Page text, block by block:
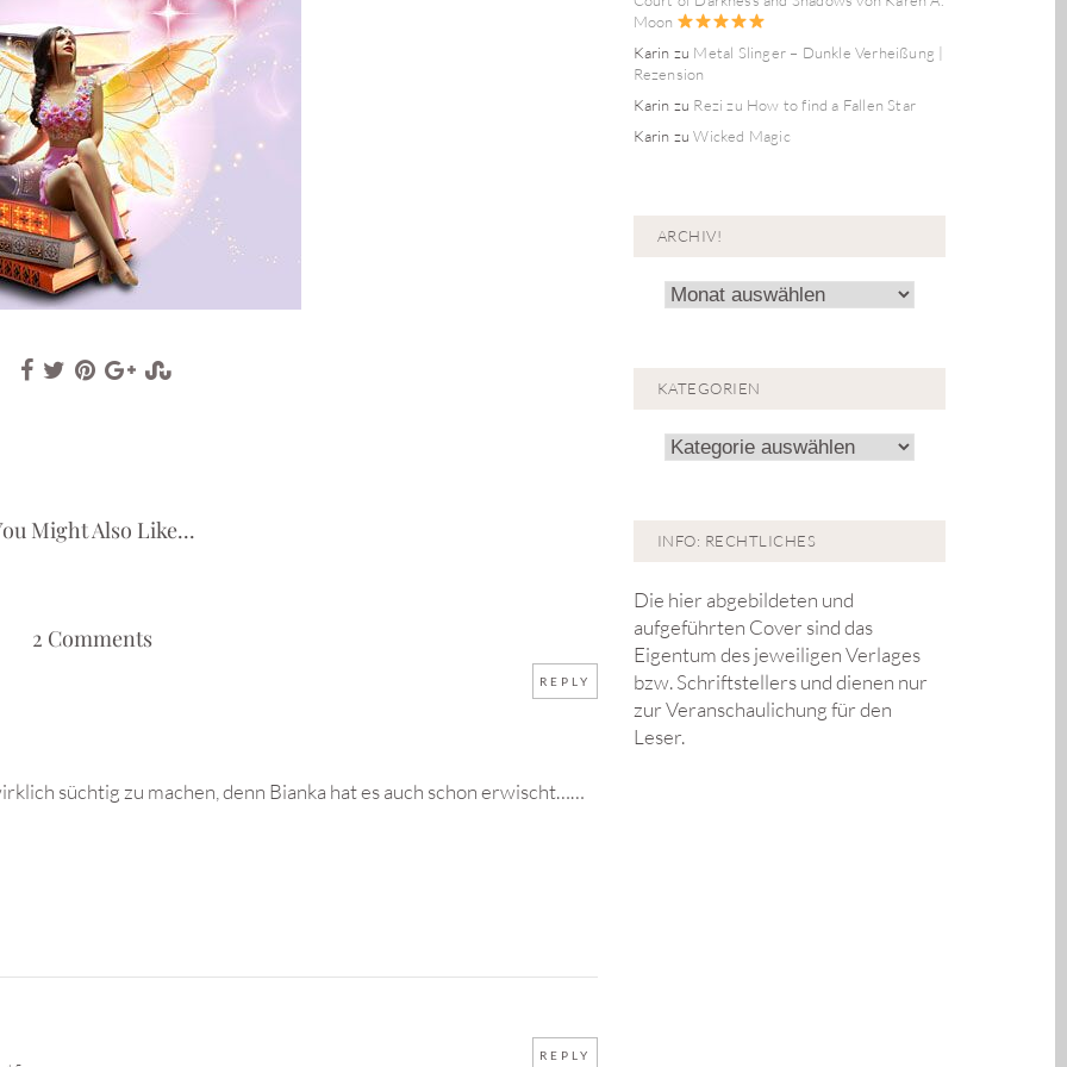
Might Also Like...
2 Comments
süchtig zu machen, denn Bianka hat es auch schon erwischt……
REPLY
REPLY
Moon
Karin zu Metal Slinger – Dunkle Verheißung |
Rezension
Karin zu Rezi zu How to find a Fallen Star
Karin zuWicked Magic
ARCHIV!
Archiv!
KATEGORIEN
Kategorien
INFO: RECHTLICHES
Die hier abgebildeten und
aufgeführten Cover sind das
Eigentum des jeweiligen Verlages
bzw. Schriftstellers und dienen nur
zur Veranschaulichung für den
Leser.